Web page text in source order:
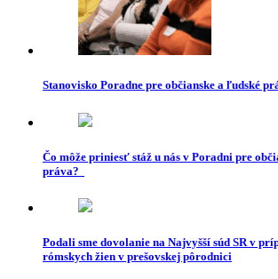
Stanovisko Poradne pre občianske a ľudské
Čo môže priniesť stáž u nás v Poradni pre
práva?
Podali sme dovolanie na Najvyšší súd SR v
rómskych žien v prešovskej pôrodnici